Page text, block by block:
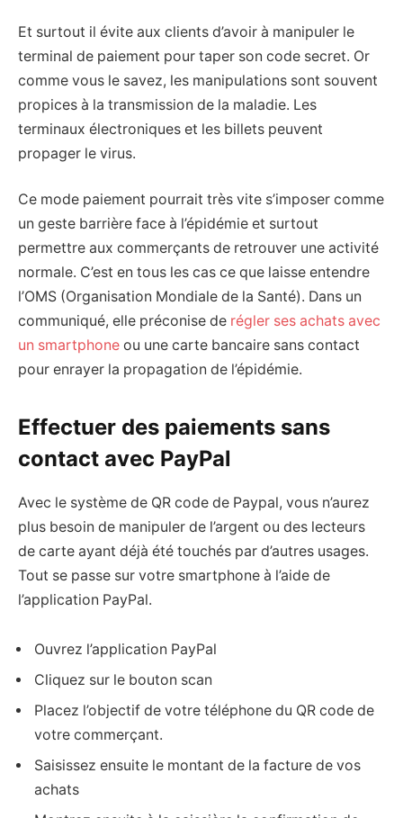
Et surtout il évite aux clients d’avoir à manipuler le
terminal de paiement pour taper son code secret. Or
comme vous le savez, les manipulations sont souvent
propices à la transmission de la maladie. Les
terminaux électroniques et les billets peuvent
propager le virus.
Ce mode paiement pourrait très vite s’imposer comme
un geste barrière face à l’épidémie et surtout
permettre aux commerçants de retrouver une activité
normale. C’est en tous les cas ce que laisse entendre
l’OMS (Organisation Mondiale de la Santé). Dans un
communiqué, elle préconise de régler ses achats avec
un smartphone ou une carte bancaire sans contact
pour enrayer la propagation de l’épidémie.
Effectuer des paiements sans
contact avec PayPal
Avec le système de QR code de Paypal, vous n’aurez
plus besoin de manipuler de l’argent ou des lecteurs
de carte ayant déjà été touchés par d’autres usages.
Tout se passe sur votre smartphone à l’aide de
l’application PayPal.
Ouvrez l’application PayPal
Cliquez sur le bouton scan
Placez l’objectif de votre téléphone du QR code de
votre commerçant.
Saisissez ensuite le montant de la facture de vos
achats